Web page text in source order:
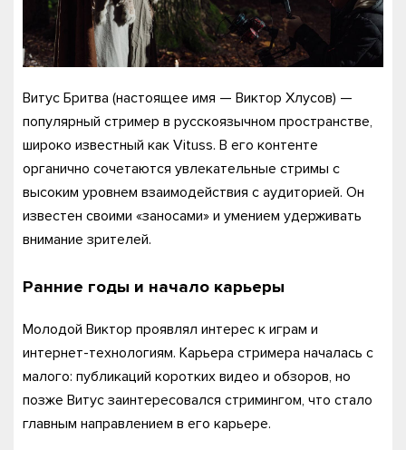
Витус Бритва (настоящее имя — Виктор Хлусов) —
популярный стример в русскоязычном пространстве,
широко известный как Vituss. В его контенте
органично сочетаются увлекательные стримы с
высоким уровнем взаимодействия с аудиторией. Он
известен своими «заносами» и умением удерживать
внимание зрителей.
Ранние годы и начало карьеры
Молодой Виктор проявлял интерес к играм и
интернет-технологиям. Карьера стримера началась с
малого: публикаций коротких видео и обзоров, но
позже Витус заинтересовался стримингом, что стало
главным направлением в его карьере.